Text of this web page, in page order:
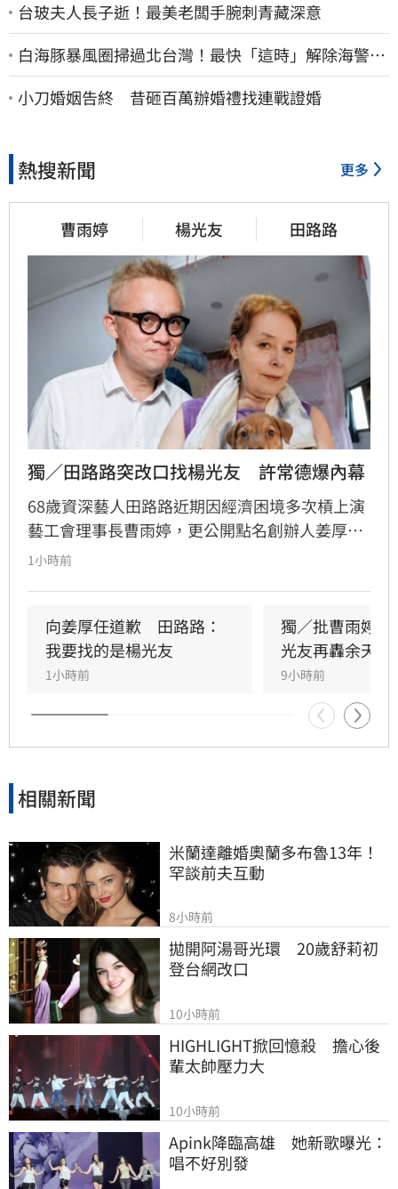
台玻夫人長子逝！最美老闆手腕刺青藏深意
白海豚暴風圈掃過北台灣！最快「這時」解除海警
9日停班停課一覽
小刀婚姻告終 昔砸百萬辦婚禮找連戰證婚
熱搜新聞 更多
曹雨婷 楊光友 田路路
獨／田路路突改口找楊光友　許常德爆內幕
68歲資深藝人田路路近期因經濟困境多次槓上演
藝工會理事長曹雨婷，更公開點名創辦人姜厚任
出面，事後卻發文坦言搞錯對象，真正想找的是
德出面緩頰，建議田路路應先安頓好生活，並提
議透過口述歷史記錄資深藝人的故事。許常德同
時批評現任理事長曹雨婷不應神隱，呼籲工會應
展現具體作為照顧資深藝人，而非僅提供勞健保
功能。整起事件引發關注，田路路則強調目前先
處理身體狀況，後續發展仍待觀察。
1小時前
向姜厚任道歉　田路路：
我要找的是楊光友
1小時前
獨／批曹雨婷
光友再轟余天工
9小時前
相關新聞
米蘭達離婚奧蘭多布魯13年！
罕談前夫互動
8小時前
拋開阿湯哥光環　20歲舒莉初
登台網改口
10小時前
HIGHLIGHT掀回憶殺　擔心後
輩太帥壓力大
10小時前
Apink降臨高雄　她新歌曝光：
唱不好別發